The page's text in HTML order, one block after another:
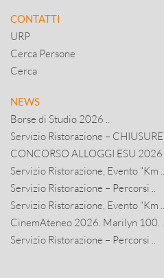
CONTATTI
URP
Cerca Persone
Cerca
NEWS
Borse di Studio 2026 ..
Servizio Ristorazione – CHIUSURE ..
CONCORSO ALLOGGI ESU 2026 ..
Servizio Ristorazione, Evento “Km ..
Servizio Ristorazione – Percorsi ..
Servizio Ristorazione, Evento “Km ..
CinemAteneo 2026. Marilyn 100. ..
Servizio Ristorazione – Percorsi ..